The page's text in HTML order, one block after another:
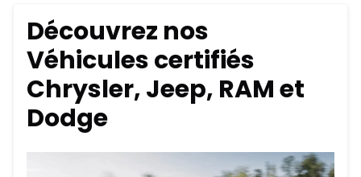
Découvrez nos
Véhicules certifiés
Chrysler, Jeep, RAM et
Dodge